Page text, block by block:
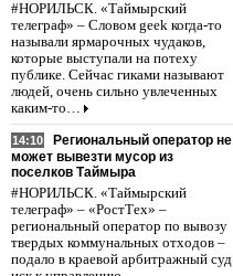
#НОРИЛЬСК. «Таймырский
телеграф» – Словом geek когда-то
называли ярмарочных чудаков,
которые выступали на потеху
публике. Сейчас гиками называют
людей, очень сильно увлеченных
каким-то…
14:10
Региональный оператор не
может вывезти мусор из
поселков Таймыра
#НОРИЛЬСК. «Таймырский
телеграф» – «РостТех» –
региональный оператор по вывозу
твердых коммунальных отходов –
подало в краевой арбитражный суд